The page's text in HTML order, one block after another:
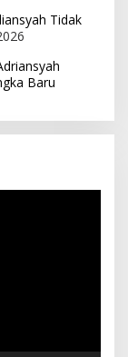
Tidak
Baru